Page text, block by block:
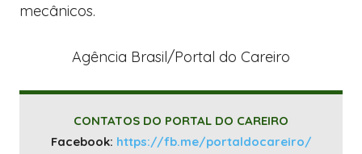
mecânicos.
Agência Brasil/Portal do Careiro
CONTATOS DO PORTAL DO CAREIRO
Facebook: https://fb.me/portaldocareiro/